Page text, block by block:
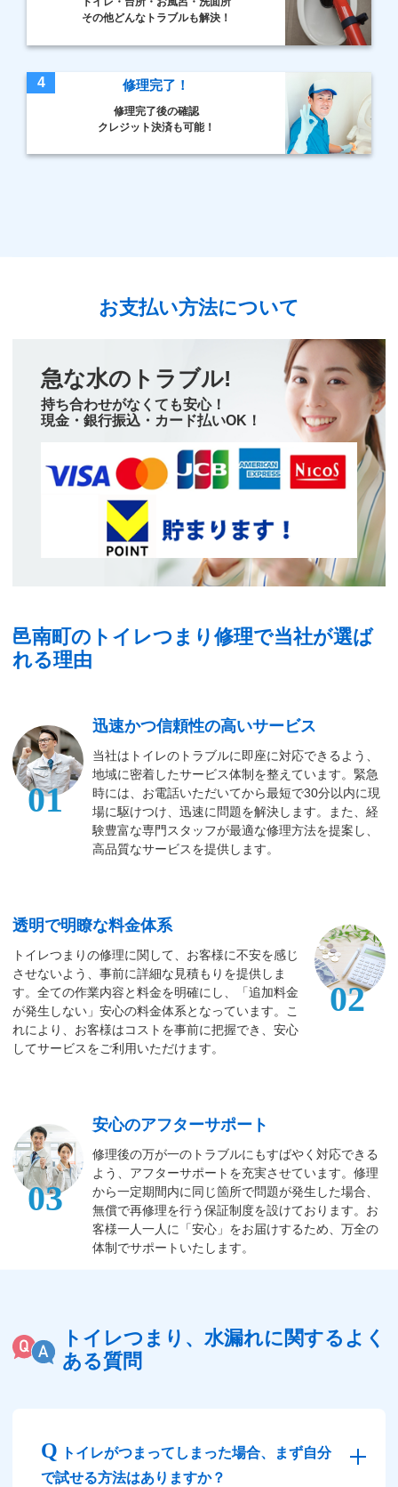
その他どんなトラブルも解決！
4 修理完了！
修理完了後の確認
クレジット決済も可能！
お支払い方法について
急な水のトラブル!
持ち合わせがなくても安心！
現金・銀行振込・カード払いOK！
邑南町のトイレつまり修理で当社が選ば
れる理由
01
迅速かつ信頼性の高いサービス
当社はトイレのトラブルに即座に対応できるよう、
地域に密着したサービス体制を整えています。緊急
時には、お電話いただいてから最短で30分以内に現
場に駆けつけ、迅速に問題を解決します。また、経
験豊富な専門スタッフが最適な修理方法を提案し、
高品質なサービスを提供します。
02
透明で明瞭な料金体系
トイレつまりの修理に関して、お客様に不安を感じ
させないよう、事前に詳細な見積もりを提供しま
す。全ての作業内容と料金を明確にし、「追加料金
が発生しない」安心の料金体系となっています。こ
れにより、お客様はコストを事前に把握でき、安心
してサービスをご利用いただけます。
03
安心のアフターサポート
修理後の万が一のトラブルにもすばやく対応できる
よう、アフターサポートを充実させています。修理
から一定期間内に同じ箇所で問題が発生した場合、
無償で再修理を行う保証制度を設けております。お
客様一人一人に「安心」をお届けするため、万全の
体制でサポートいたします。
トイレつまり、水漏れに関するよく
ある質問
トイレがつまってしまった場合、まず自分
で試せる方法はありますか？